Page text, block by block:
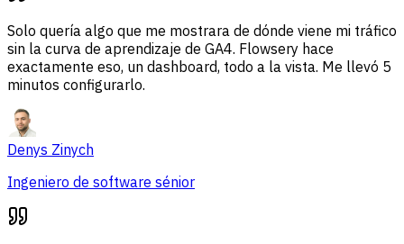
Solo quería algo que me mostrara de dónde viene mi tráfico
sin la curva de aprendizaje de GA4. Flowsery hace
exactamente eso, un dashboard, todo a la vista. Me llevó 5
minutos configurarlo.
Denys Zinych
Ingeniero de software sénior